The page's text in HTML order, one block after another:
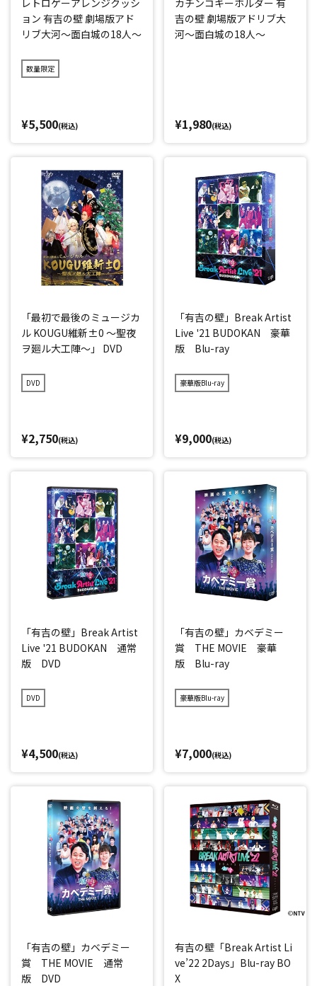
ョン 有吉の壁 劇場版アド
リブ大河～面白城の18人～
数量限定
¥5,500(税込)
吉の壁 劇場版アドリブ大
河～面白城の18人～
¥1,980(税込)
「最初で最後のミュージカ
ル KOUGU維新±0 ～聖夜
ヲ廻ル大工陣～」 DVD
DVD
¥2,750(税込)
「有吉の壁」Break Artist
Live '21 BUDOKAN 豪華
版 Blu-ray
豪華版Blu-ray
¥9,000(税込)
「有吉の壁」Break Artist
Live '21 BUDOKAN 通常
版 DVD
DVD
¥4,500(税込)
「有吉の壁」カベデミー
賞 THE MOVIE 豪華
版 Blu-ray
豪華版Blu-ray
¥7,000(税込)
「有吉の壁」カベデミー
賞 THE MOVIE 通常
版 DVD
有吉の壁「Break Artist Li
ve’22 2Days」Blu-ray BO
X